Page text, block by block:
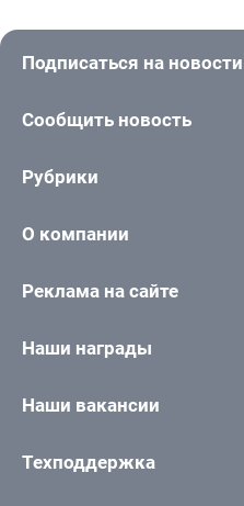
Подписаться на новости
Сообщить новость
Рубрики
О компании
Реклама на сайте
Наши награды
Наши вакансии
Техподдержка